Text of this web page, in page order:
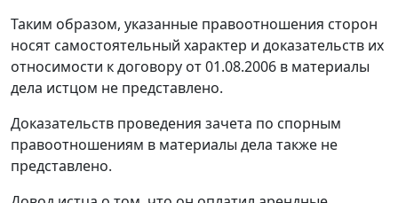
Таким образом, указанные правоотношения сторон
носят самостоятельный характер и доказательств их
относимости к договору от 01.08.2006 в материалы
дела истцом не представлено.
Доказательств проведения зачета по спорным
правоотношениям в материалы дела также не
представлено.